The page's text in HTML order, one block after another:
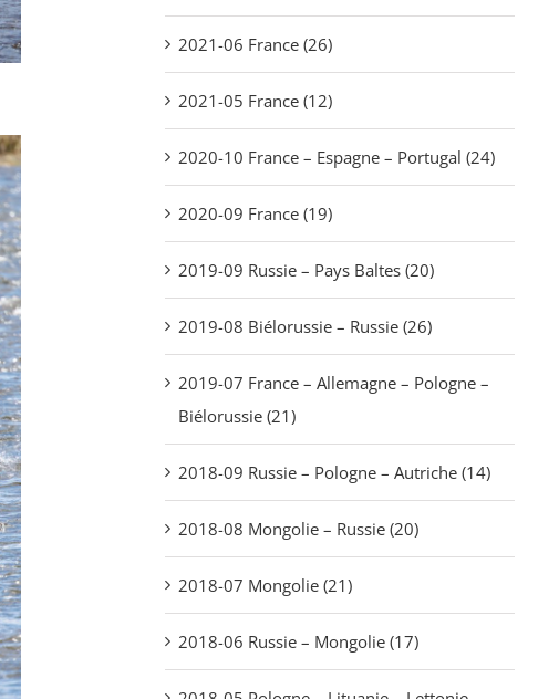
2021-06 France (26)
2021-05 France (12)
2020-10 France – Espagne – Portugal (24)
2020-09 France (19)
2019-09 Russie – Pays Baltes (20)
2019-08 Biélorussie – Russie (26)
2019-07 France – Allemagne – Pologne –
Biélorussie (21)
2018-09 Russie – Pologne – Autriche (14)
2018-08 Mongolie – Russie (20)
2018-07 Mongolie (21)
2018-06 Russie – Mongolie (17)